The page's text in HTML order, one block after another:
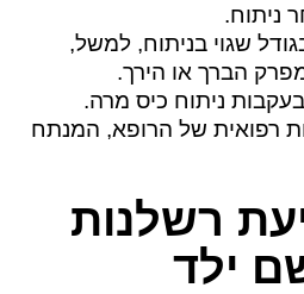
ניתוח.
שגוי בניתוח, למשל,
הברך או הירך.
ניתוח כיס מרה.
רפואית של הרופא, המנתח
רשלנות
ילד